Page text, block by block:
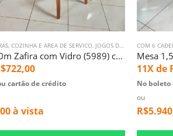
COZINHA E AREA DE SERVICO JOGOS DE MESA ,MESA
Mesa 1,80m Zafira com Vidro (5989) com 6 Cadeiras Romana em Tela (5051)
722,00
cartão de crédito
à vista
COM 6
11X de
No boleto
ou
R$